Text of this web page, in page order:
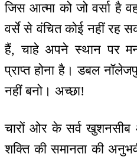
जिस आत्मा को जो वर्सा है
वर्से से वंचित कोई नहीं रह
हैं, चाहे अपने स्थान पर
प्राप्त होना है। डबल
नहीं बनो। अच्छा!
चारों ओर के सर्व खुशनसीब
शक्ति की समानता की